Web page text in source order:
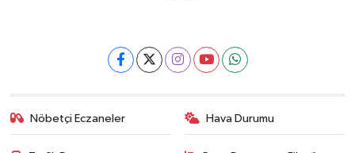
Nöbetçi Eczaneler Hava Durumu